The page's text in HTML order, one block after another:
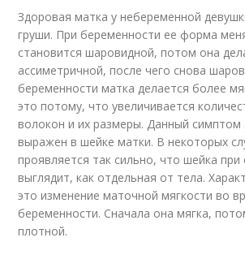
Здоровая матка у небеременной
груши. При беременности ее форма
становится шаровидной, потом она
ассиметричной, после чего снова
беременности матка делается более
это потому, что увеличивается
волокон и их размеры. Данный симптом
выражен в шейке матки. В некоторых
проявляется так сильно, что шейка при
выглядит, как отдельная от тела.
это изменение маточной мягкости во
беременности. Сначала она мягка,
плотной.